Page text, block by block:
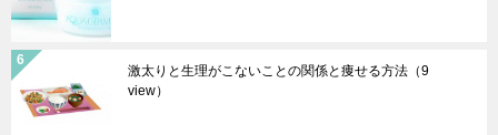
激太りと生理がこないことの関係と痩せる方法 （9
view）